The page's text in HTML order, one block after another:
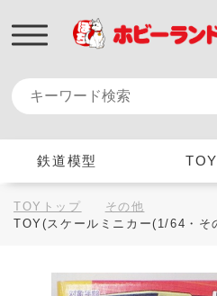
鉄道模型 TOY
TOYトップ
その他
TOY(スケールミニカー(1/64・そ